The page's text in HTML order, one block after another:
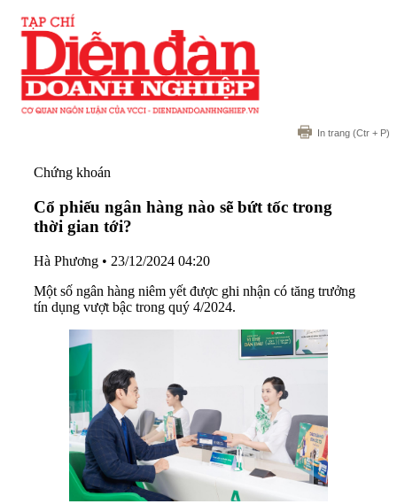
In trang (Ctr + P)
Chứng khoán
Cổ phiếu ngân hàng nào sẽ bứt tốc trong
thời gian tới?
Hà Phương • 23/12/2024 04:20
Một số ngân hàng niêm yết được ghi nhận có tăng trưởng
tín dụng vượt bậc trong quý 4/2024.